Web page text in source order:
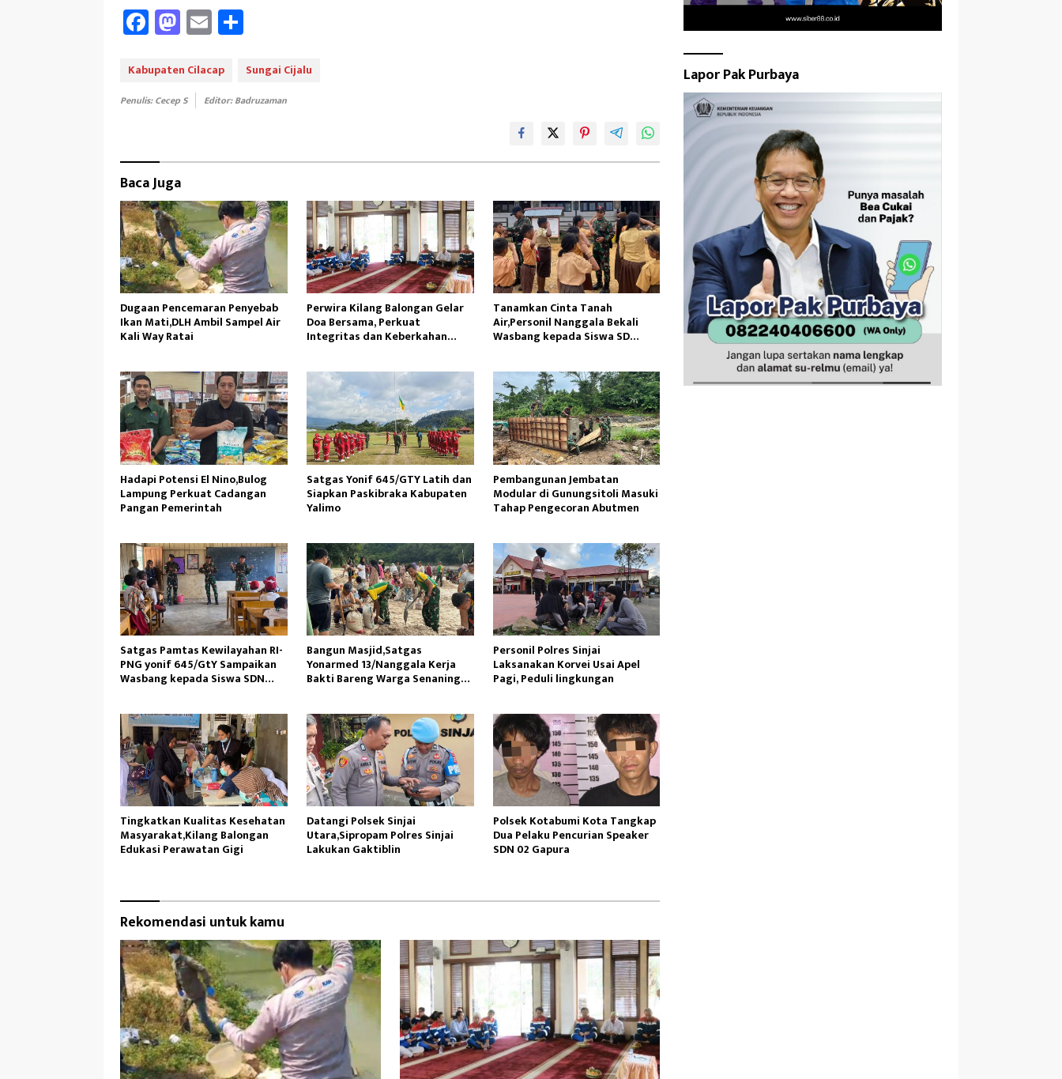
Fa
ce
b
oo
M
as
to
d
E
m
ail e
Kabupaten Cilacap Sungai Cijalu
Penulis: Cecep S Editor: Badruzaman
Baca Juga
Dugaan Pencemaran Penyebab
Ikan Mati,DLH Ambil Sampel Air
Kali Way Ratai
Perwira Kilang Balongan Gelar
Doa Bersama, Perkuat
Integritas dan Keberkahan
Tanamkan Cinta Tanah
Air,Personil Nanggala Bekali
Wasbang kepada Siswa SD
Hadapi Potensi El Nino,Bulog
Lampung Perkuat Cadangan
Pangan Pemerintah
Satgas Yonif 645/GTY Latih dan
Siapkan Paskibraka Kabupaten
Yalimo
Pembangunan Jembatan
Modular di Gunungsitoli Masuki
Tahap Pengecoran Abutmen
Satgas Pamtas Kewilayahan RI-
PNG yonif 645/GtY Sampaikan
Wasbang kepada Siswa SDN
Bangun Masjid,Satgas
Yonarmed 13/Nanggala Kerja
Bakti Bareng Warga Senaning
Personil Polres Sinjai
Laksanakan Korvei Usai Apel
Pagi, Peduli lingkungan
Tingkatkan Kualitas Kesehatan
Masyarakat,Kilang Balongan
Edukasi Perawatan Gigi
Datangi Polsek Sinjai
Utara,Sipropam Polres Sinjai
Lakukan Gaktiblin
Polsek Kotabumi Kota Tangkap
Dua Pelaku Pencurian Speaker
SDN 02 Gapura
Rekomendasi untuk kamu
Lapor Pak Purbaya